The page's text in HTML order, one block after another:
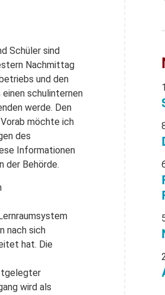
Schüler sind
Nachmittag
und den
schulinternen
werde. Den
möchte ich
des
Informationen
der Behörde.
nach sich
hat. Die
wird als